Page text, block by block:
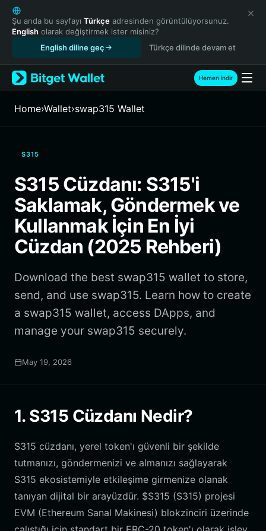
English
日本語
Tiếng Việt
Español (Latinoamérica)
Türkçe
Français
繁體中文
Bahasa Indonesia
ภาษาไทย
हिन्दी
Español
Português (Brasil)
Şu anda bu sayfayı Türkçe adresinden görüntülüyorsunuz.
English olarak değiştirmek ister misiniz?
English diline geç
Türkçe dilinde devam et
Hemen indir
Home›Wallet›swap315 Wallet
S315
S315 Cüzdanı: S315'i
Saklamak, Göndermek ve
Kullanmak İçin En İyi
Cüzdan (2025 Rehberi)
Download the best swap315 wallet to store,
send, and use swap315. Learn how to create
a swap315 wallet, access DApps, and
manage your swap315 securely.
May 19, 2026
1. S315 Cüzdanı Nedir?
S315 cüzdanı, yerel token'ı güvenli bir şekilde
tutmanızı, göndermenizi ve almanızı sağlayarak
S315 ekosistemiyle etkileşime girmenize olanak
tanıyan dijital bir arayüzdür. $S315 (S315) projesi
EVM (Ethereum Sanal Makinesi) blokzinciri üzerinde